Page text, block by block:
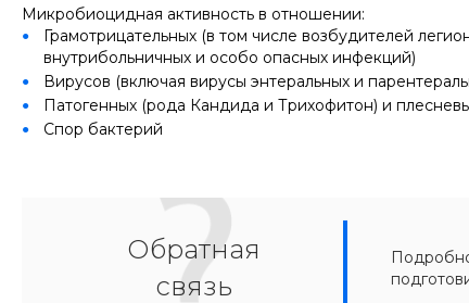
Микробиоцидная активность в отношении:
Грамотрицательных (в том числе возбудителей
внутрибольничных и особо опасных инфекций)
Вирусов (включая вирусы энтеральных и
Патогенных (рода Кандида и Трихофитон) и
Спор бактерий
Обратная
связь